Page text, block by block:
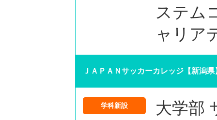
ステム
ャリア
ＪＡＰＡＮサッカーカレッジ【新潟県
学科新設
大学部